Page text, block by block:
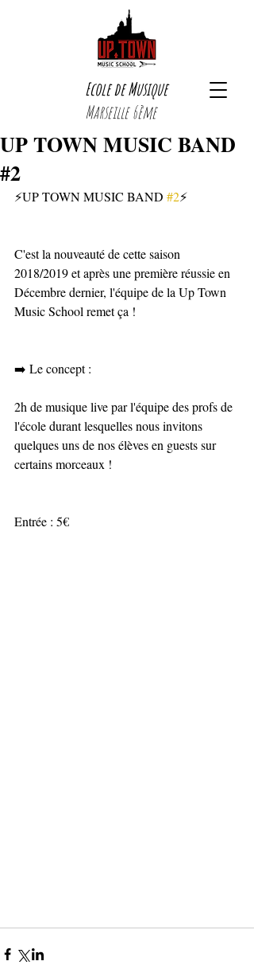
Ecole de Musique
Marseille 6ème
UP TOWN MUSIC BAND
#2
⚡UP TOWN MUSIC BAND #2⚡
C'est la nouveauté de cette saison
2018/2019 et après une première réussie en
Décembre dernier, l'équipe de la Up Town
Music School remet ça !
➡️ Le concept :
2h de musique live par l'équipe des profs de
l'école durant lesquelles nous invitons
quelques uns de nos élèves en guests sur
certains morceaux !
Entrée : 5€